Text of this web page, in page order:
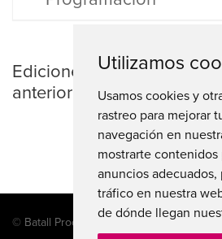
Utilizamos
Usamos cookies y
rastreo para mejorar
navegación en
mostrarte
anuncios adecuados,
tráfico en nuestra
de dónde llegan
Ediciones
anteriores
© Batall Produccions, Balmes, 25 Baixos